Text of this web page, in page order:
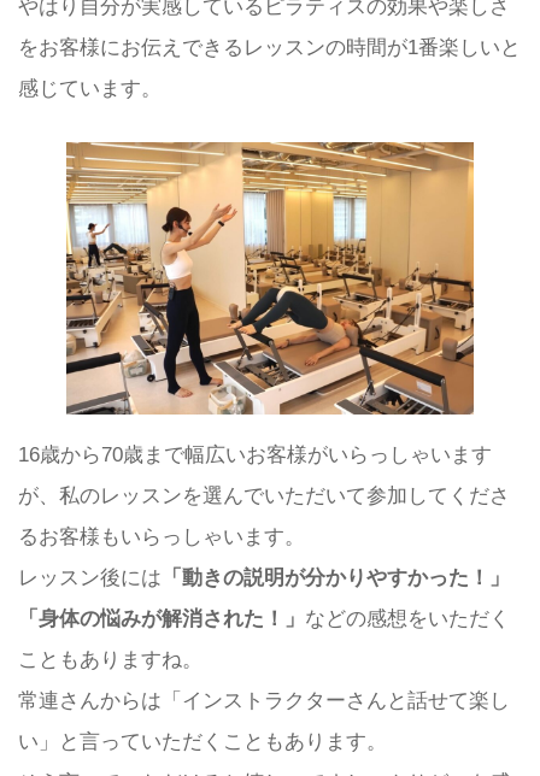
やはり自分が実感しているピラティスの効果や楽しさ
をお客様にお伝えできるレッスンの時間が1番楽しいと
感じています。
16歳から70歳まで幅広いお客様がいらっしゃいます
が、私のレッスンを選んでいただいて参加してくださ
るお客様もいらっしゃいます。
レッスン後には 「動きの説明が分かりやすかった！」
「身体の悩みが解消された！」 などの感想をいただく
こともありますね。
常連さんからは「インストラクターさんと話せて楽し
い」と言っていただくこともあります。